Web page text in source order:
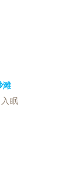
滩
眠